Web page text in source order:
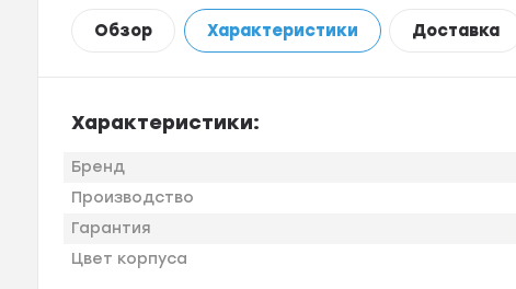
Обзор Характеристики Доставка
Характеристики:
Бренд
Производство
Гарантия
Цвет корпуса